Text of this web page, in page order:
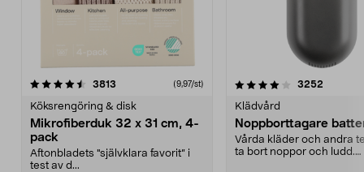
3813 (9,97/st)
Köksrengöring & disk
Mikrofiberduk 32 x 31 cm, 4-
pack
Aftonbladets "självklara favorit” i
test av d...
4.0av 5 stjärnor 3252
Klädvård
Noppborttagare
Vårda kläder och andra
ta bort noppor och ludd.
4.5av 5 stjärnor